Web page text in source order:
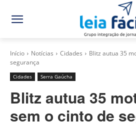
Início Notícias Cidades
Blitz autua 35
segurança
Cidades Serra Gaúcha
Blitz autua 35
sem o cinto de